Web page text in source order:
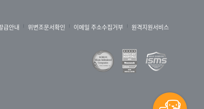
급안내 위변조문서확인 이메일 주소수집거부 원격지원서비스